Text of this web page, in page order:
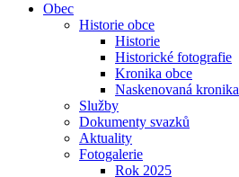
Obec
Historie obce
Historie
Historické fotografie
Kronika obce
Naskenovaná kronika
Služby
Dokumenty svazků
Aktuality
Fotogalerie
Rok 2025